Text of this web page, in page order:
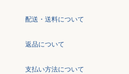
配送・送料について
返品について
支払い方法について